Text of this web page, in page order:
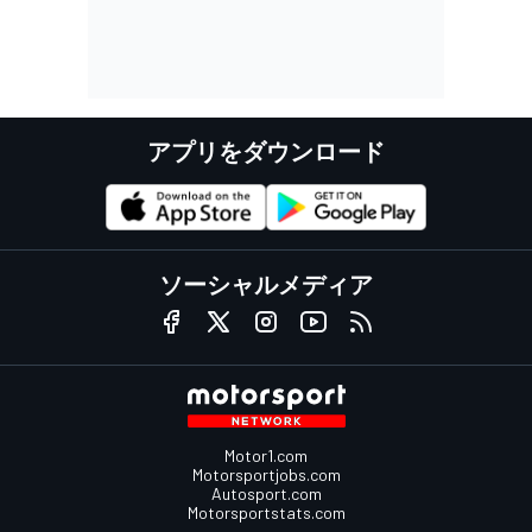
アプリをダウンロード
ソーシャルメディア
Motor1.com
Motorsportjobs.com
Autosport.com
Motorsportstats.com